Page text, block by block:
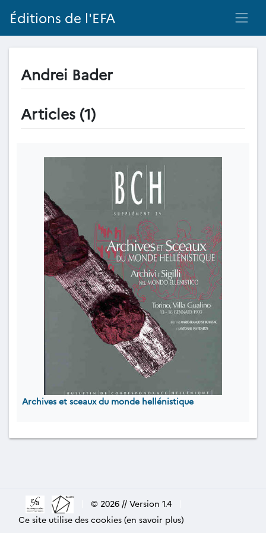
Éditions de l'EFA
Andrei Bader
Articles (1)
Archives et sceaux du monde hellénistique
© 2026 // Version 1.4
Ce site utilise des cookies (en savoir plus)